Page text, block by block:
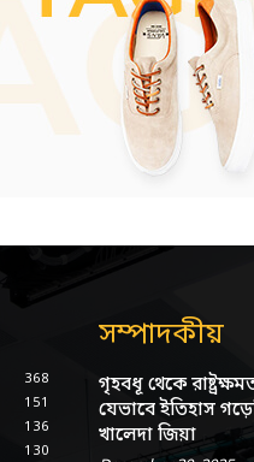
368
151
136
130
সম্পাদকীয়
গৃহবধূ থেকে
যেভাবে ইতিহাস
খালেদা জিয়া